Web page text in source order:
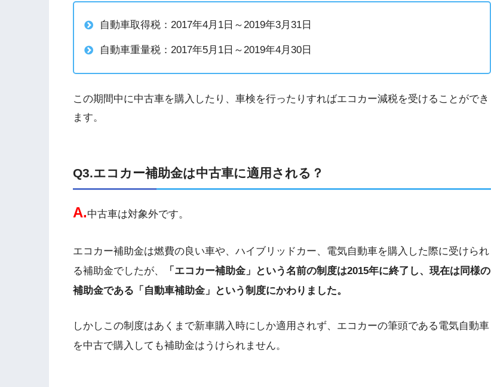
自動車取得税： 2017年4月 1日～2019年3月 31日
自動車重量税： 2017年5月 1日～2019年4月 30日
この期間中に中古車を購入したり、車検を行ったりすればエコカー減税を受けることができ
ます。
Q3.エコカー補助金は中古車に適用される？
A.中古車は対象外です。
エコカー補助金は燃費の良い車や、ハイブリッドカー、電気自動車を購入した際に受けられ
る補助金でしたが、
「エコカー補助金」という名前の制度は2015年に終了し、現在は同様の
補助金である「自動車補助金」という制度にかわりました。
しかしこの制度はあくまで新車購入時にしか適用されず、エコカーの筆頭である電気自動車
を中古で購入しても補助金はうけられません。